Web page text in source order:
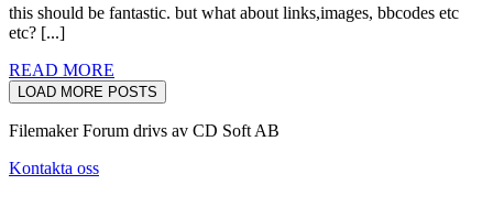
this should be fantastic. but what about links,images, bbcodes etc
etc? [...]
READ MORE
LOAD MORE POSTS
Filemaker Forum drivs av CD Soft AB
Kontakta oss